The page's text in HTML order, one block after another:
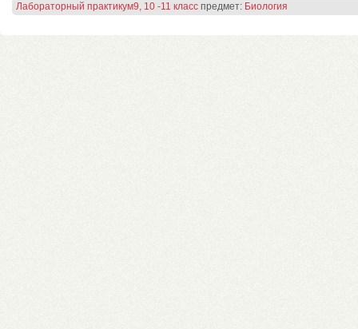
Лабораторный практикум9, 10 -11 класс предмет: Биология